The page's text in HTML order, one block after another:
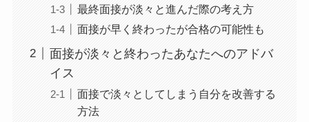
最終面接が淡々と進んだ際の考え方
面接が早く終わったが合格の可能性も
面接が淡々と終わったあなたへのアドバ
イス
面接で淡々としてしまう自分を改善する
方法